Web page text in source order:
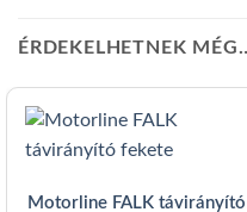
ÉRDEKELHETNEK
Motorline FALK távirányító